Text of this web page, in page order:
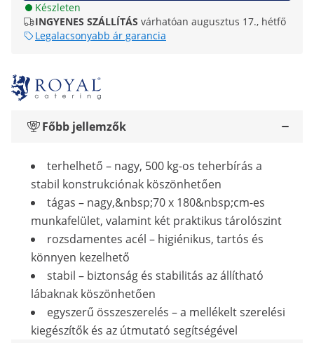
Készleten
INGYENES SZÁLLÍTÁS várhatóan augusztus 17., hétfő
Legalacsonyabb ár garancia
Főbb jellemzők
terhelhető – nagy, 500 kg-os teherbírás a
stabil konstrukciónak köszönhetően
tágas – nagy,&nbsp;70 x 180&nbsp;cm-es
munkafelület, valamint két praktikus tárolószint
rozsdamentes acél – higiénikus, tartós és
könnyen kezelhető
stabil – biztonság és stabilitás az állítható
lábaknak köszönhetően
egyszerű összeszerelés – a mellékelt szerelési
kiegészítők és az útmutató segítségével